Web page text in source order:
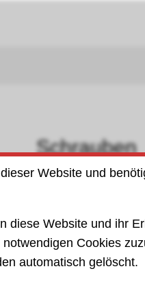
Schrauben
DIN (ISO)
Website und
diese Website und ihr
Cookies
automatisch gelöscht.